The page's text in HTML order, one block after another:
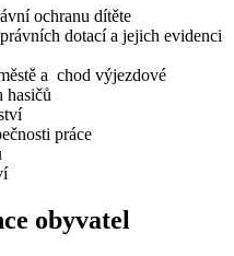
ochranu dítěte
dotací a jejich evidenci
a chod výjezdové
hasičů
práce
obyvatel